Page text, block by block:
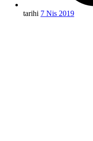
tarihi 7 Nis 2019